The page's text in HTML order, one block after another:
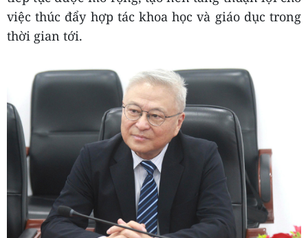
việc thúc đẩy hợp tác khoa học và giáo dục trong
thời gian tới.